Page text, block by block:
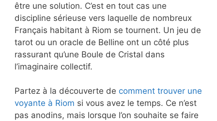
être une solution. C’est en tout cas une
discipline sérieuse vers laquelle de nombreux
Français habitant à Riom se tournent. Un jeu de
tarot ou un oracle de Belline ont un côté plus
rassurant qu’une Boule de Cristal dans
l’imaginaire collectif.
Partez à la découverte de comment trouver une
voyante à Riom si vous avez le temps. Ce n’est
pas anodins, mais lorsque l’on souhaite se faire